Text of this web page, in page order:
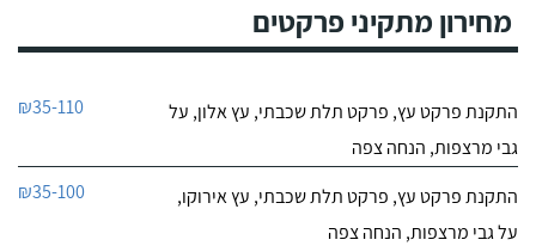
מחירון מתקיני פרקטים
התקנת פרקט עץ, פרקט תלת שכבתי, עץ אלון, על
גבי מרצפות, הנחה צפה
₪35-110
התקנת פרקט עץ, פרקט תלת שכבתי, עץ אירוקו,
על גבי מרצפות, הנחה צפה
₪35-100